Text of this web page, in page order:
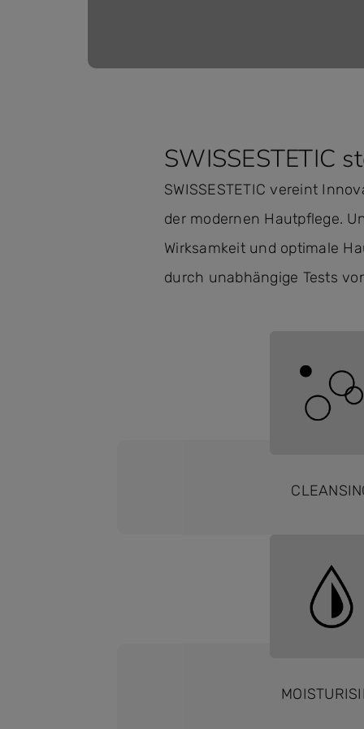
SWISSESTETIC
SWISSESTETIC vereint
der modernen Hautpflege.
Wirksamkeit und optimale
durch unabhängige Tests